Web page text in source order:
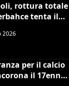
rottura totale
tenta il
Chelsea
2026
per il calcio
il 17enne